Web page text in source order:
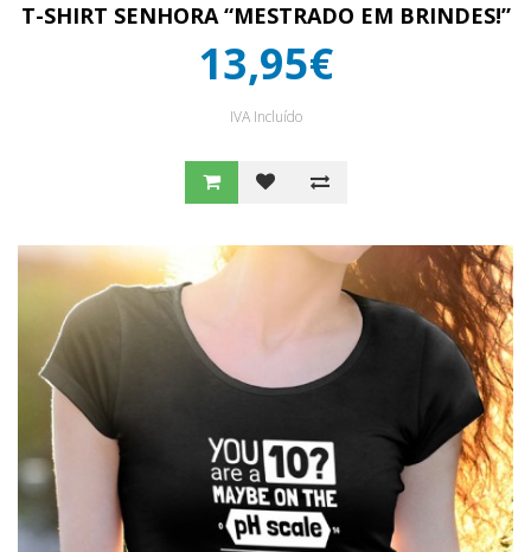
T-SHIRT SENHORA “MESTRADO EM BRINDES!”
13,95€
IVA Incluído